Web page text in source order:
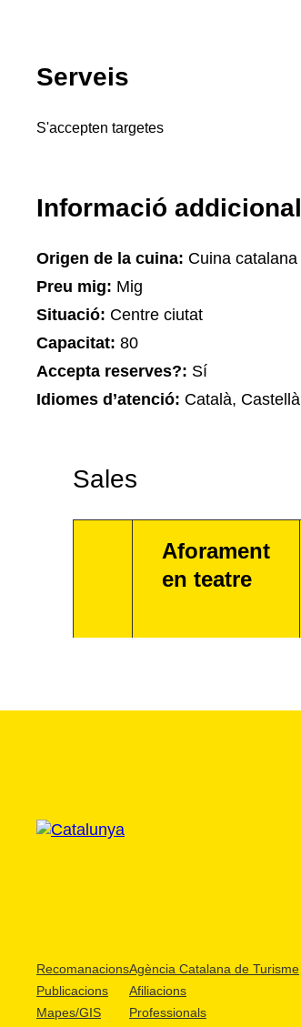
Serveis
S'accepten targetes
Informació addicional
Origen de la cuina: Cuina catalana
Preu mig: Mig
Situació: Centre ciutat
Capacitat: 80
Accepta reserves?: Sí
Idiomes d’atenció: Català, Castellà
Sales
Aforament
en teatre
Recomanacions
Publicacions
Mapes/GIS
Agència Catalana de Turisme
Afiliacions
Professionals